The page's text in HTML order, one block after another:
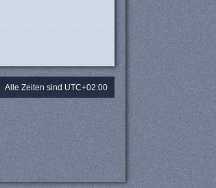
Alle Zeiten sind UTC+02:00